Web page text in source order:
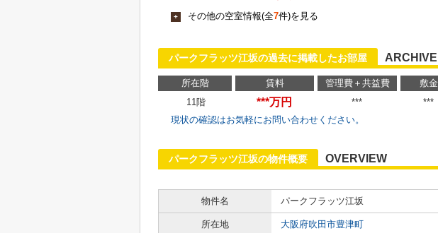
+ その他の空室情報(全7件)を見る
パークフラッツ江坂の過去に掲載したお部屋 ARCHIVE
所在階 賃料 管理費＋共益費 敷金
11階
***万円 *** ***
現状の確認はお気軽にお問い合わせください。
パークフラッツ江坂の物件概要 OVERVIEW
物件名
パークフラッツ江坂
所在地 大阪府吹田市豊津町